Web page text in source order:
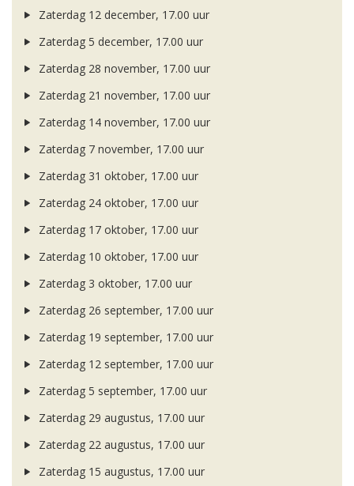
Zaterdag 12 december, 17.00 uur
Zaterdag 5 december, 17.00 uur
Zaterdag 28 november, 17.00 uur
Zaterdag 21 november, 17.00 uur
Zaterdag 14 november, 17.00 uur
Zaterdag 7 november, 17.00 uur
Zaterdag 31 oktober, 17.00 uur
Zaterdag 24 oktober, 17.00 uur
Zaterdag 17 oktober, 17.00 uur
Zaterdag 10 oktober, 17.00 uur
Zaterdag 3 oktober, 17.00 uur
Zaterdag 26 september, 17.00 uur
Zaterdag 19 september, 17.00 uur
Zaterdag 12 september, 17.00 uur
Zaterdag 5 september, 17.00 uur
Zaterdag 29 augustus, 17.00 uur
Zaterdag 22 augustus, 17.00 uur
Zaterdag 15 augustus, 17.00 uur